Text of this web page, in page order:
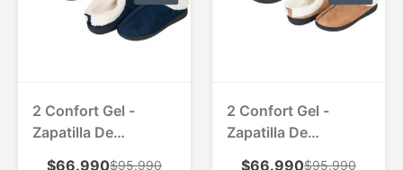
2 Confort Gel -
Zapatilla De
$66.990$95.990
2 Confort Gel -
Zapatilla De
$66.990$95.990